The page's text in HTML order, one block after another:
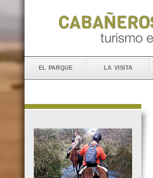
el parque la visita